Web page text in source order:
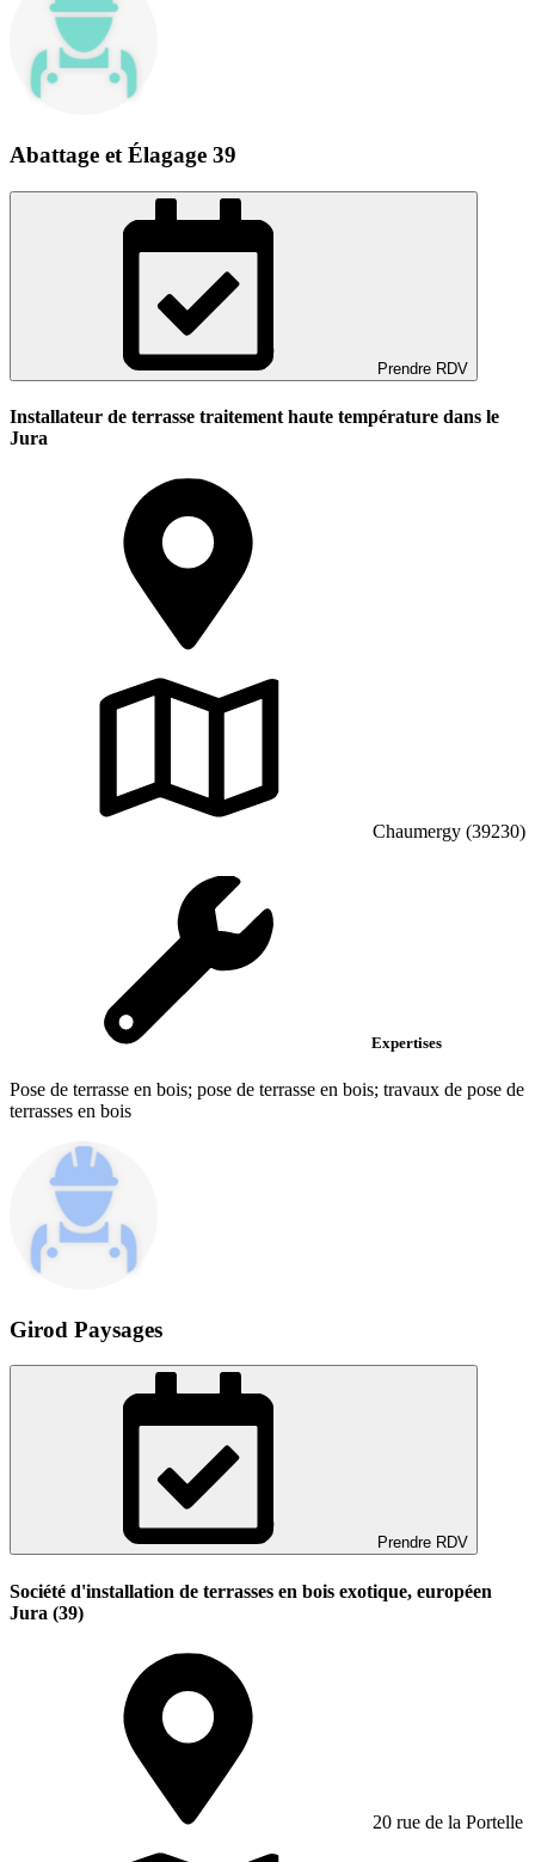
Abattage et Élagage 39
Prendre RDV
Installateur de terrasse traitement haute température dans le
Jura
Chaumergy (39230)
Expertises
Pose de terrasse en bois; pose de terrasse en bois; travaux de pose de
terrasses en bois
Girod Paysages
Prendre RDV
Société d'installation de terrasses en bois exotique, européen
Jura (39)
20 rue de la Portelle